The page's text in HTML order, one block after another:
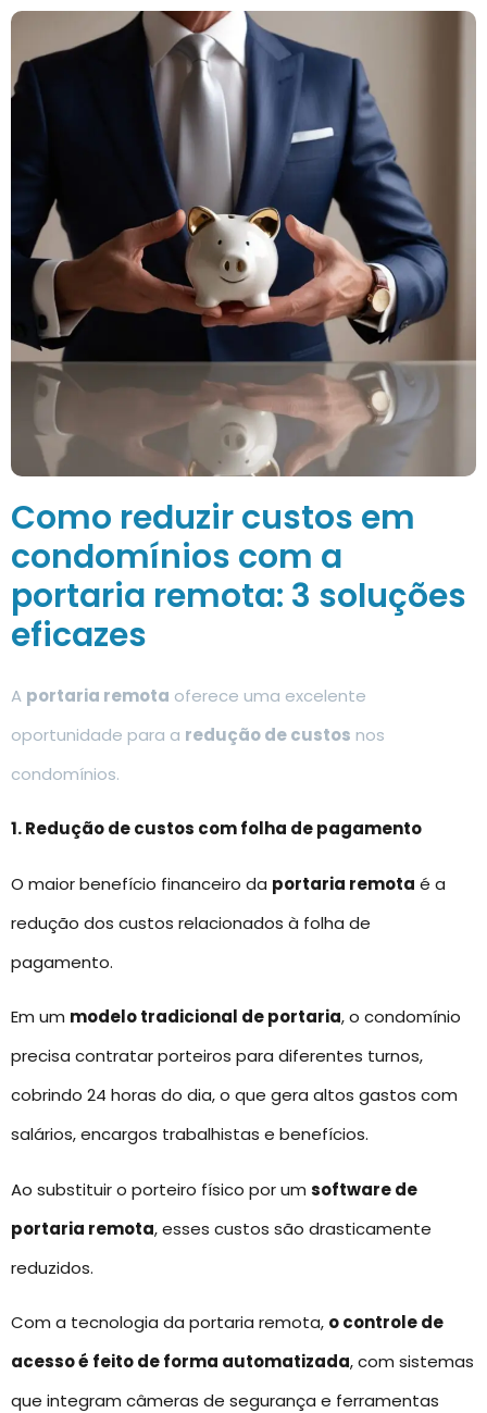
Como reduzir custos em
condomínios com a
portaria remota: 3 soluções
eficazes
A portaria remota oferece uma excelente
oportunidade para a redução de custos nos
condomínios.
1. Redução de custos com folha de pagamento
O maior benefício financeiro da portaria remota é a
redução dos custos relacionados à folha de
pagamento.
Em um modelo tradicional de portaria, o condomínio
precisa contratar porteiros para diferentes turnos,
cobrindo 24 horas do dia, o que gera altos gastos com
salários, encargos trabalhistas e benefícios.
Ao substituir o porteiro físico por um software de
portaria remota, esses custos são drasticamente
reduzidos.
Com a tecnologia da portaria remota, o controle de
acesso é feito de forma automatizada, com sistemas
que integram câmeras de segurança e ferramentas